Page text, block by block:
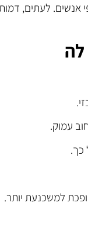
אנשים. לעתים,
עמוק.
כך.
למשכנעת יותר.